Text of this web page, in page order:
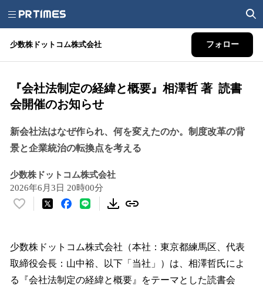
少数株ドットコム株式会社 フォロー
『会社法制定の経緯と概要』相澤哲 著 読書
会開催のお知らせ
新会社法はなぜ作られ、何を変えたのか。制度改革の背
景と企業統治の転換点を考える
少数株ドットコム株式会社
2026年6月3日 20時00分
い
！
数
を
読
少数株ドットコム株式会社（本社：東京都練馬区、代表
取締役会長：山中裕、以下「当社」）は、相澤哲氏によ
る『会社法制定の経緯と概要』をテーマとした読書会